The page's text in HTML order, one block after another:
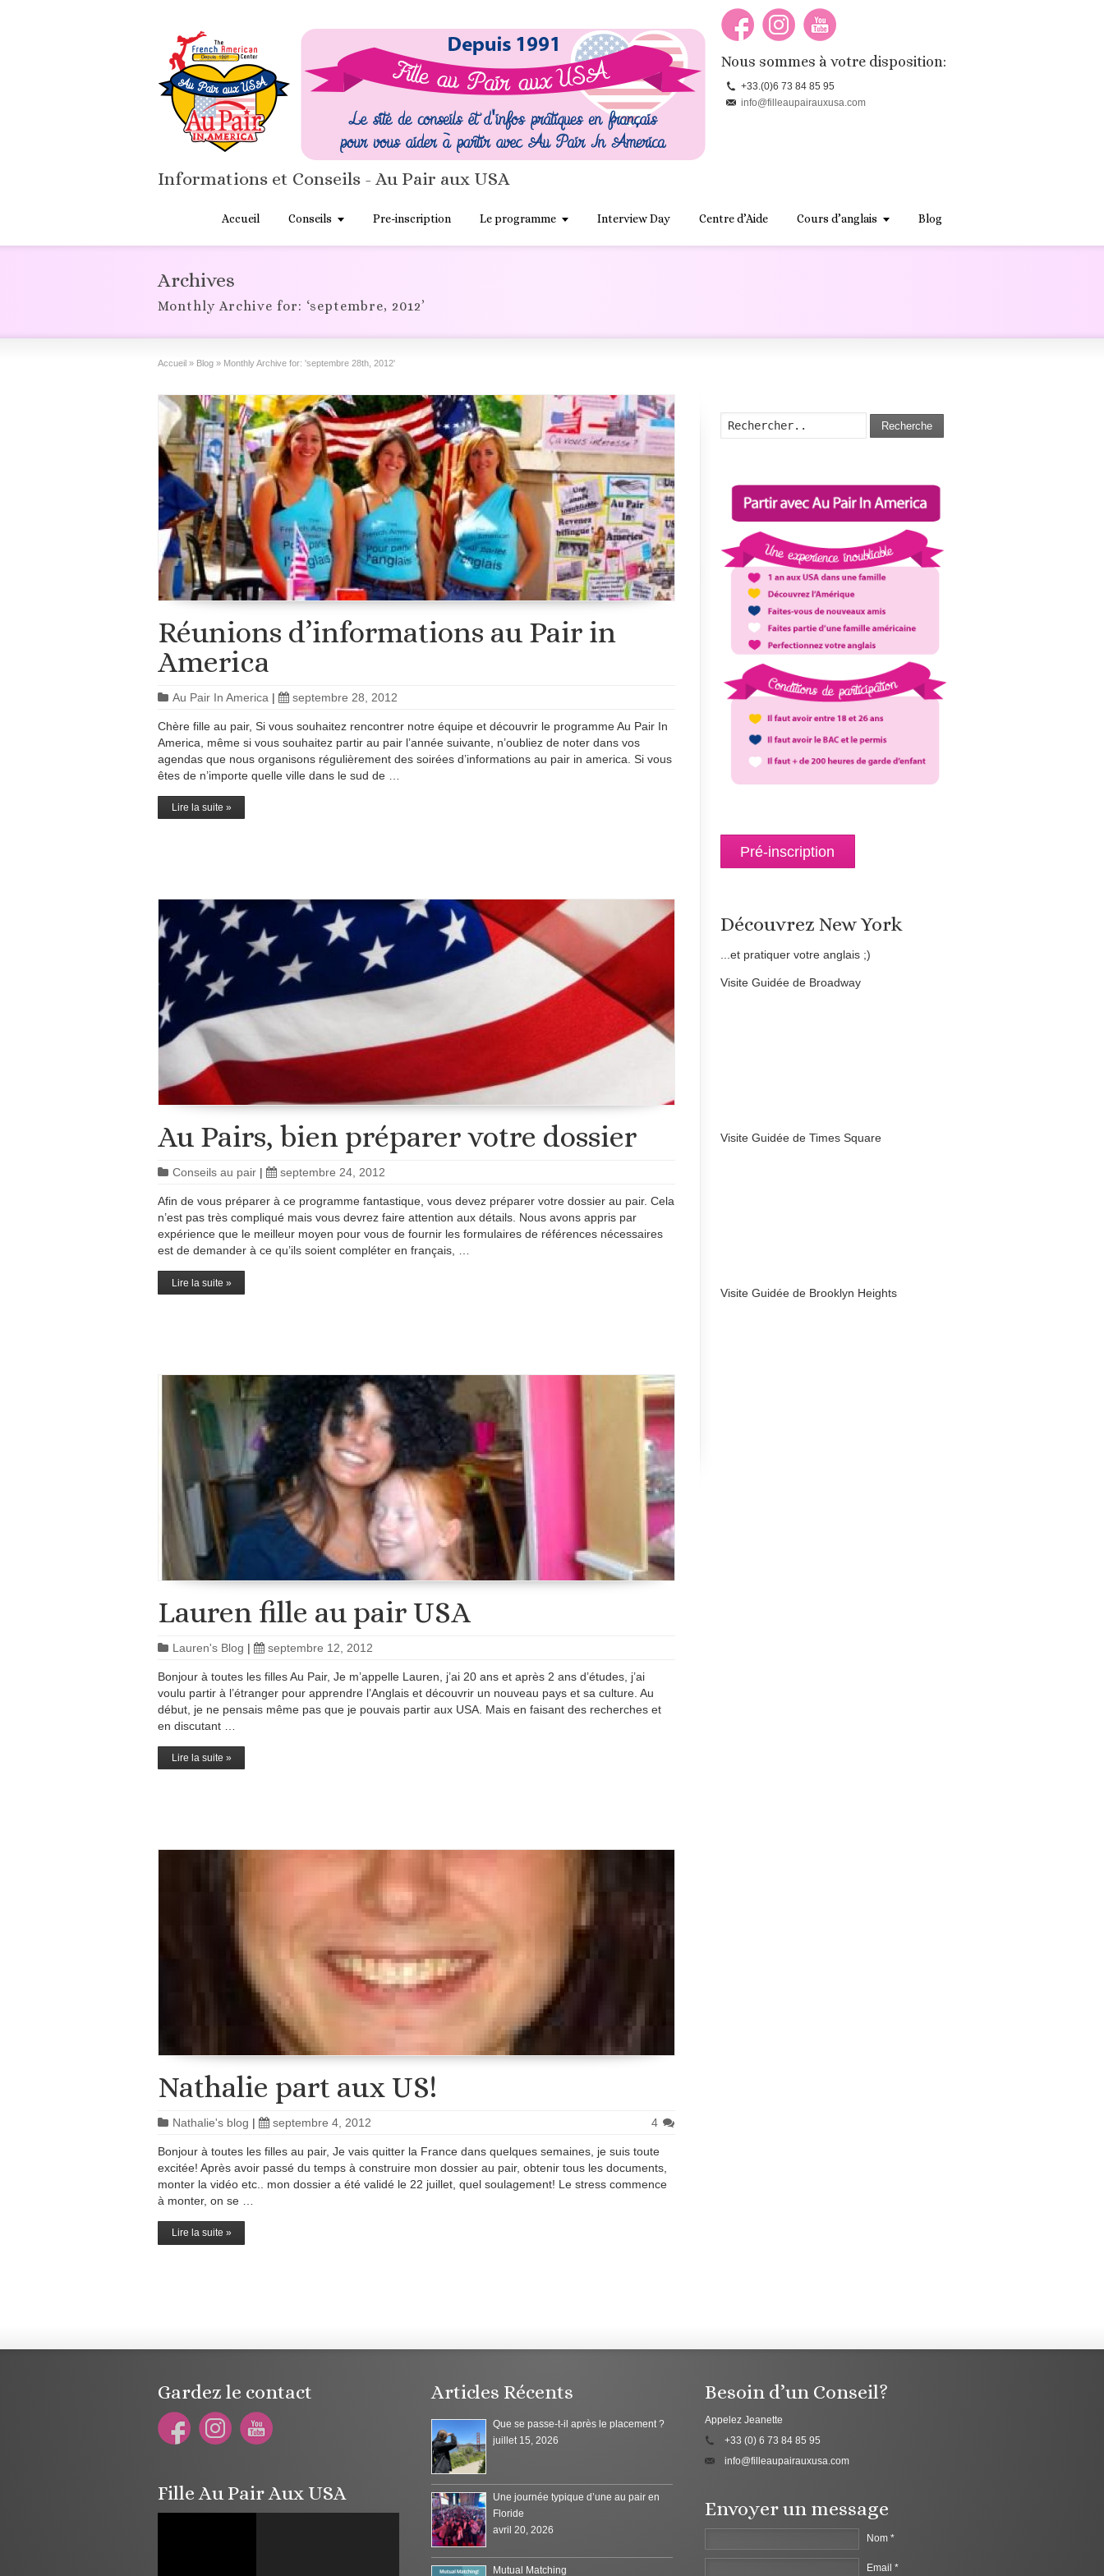
Informations et Conseils - Au Pair aux USA
Nous sommes à votre disposition:
+33.(0)6 73 84 85 95
info@filleaupairauxusa.com
Accueil Conseils Pre-inscription Le programme Interview Day Centre d’Aide Cours d’anglais Blog
Archives
Monthly Archive for: ‘septembre, 2012’
Accueil » Blog » Monthly Archive for: 'septembre 28th, 2012'
Réunions d’informations au Pair in
America
Au Pair In America | septembre 28, 2012
Chère fille au pair, Si vous souhaitez rencontrer notre équipe et découvrir le programme Au Pair In
America, même si vous souhaitez partir au pair l’année suivante, n’oubliez de noter dans vos
agendas que nous organisons régulièrement des soirées d’informations au pair in america. Si vous
êtes de n’importe quelle ville dans le sud de …
Lire la suite »
Au Pairs, bien préparer votre dossier
Conseils au pair | septembre 24, 2012
Afin de vous préparer à ce programme fantastique, vous devez préparer votre dossier au pair. Cela
n’est pas très compliqué mais vous devrez faire attention aux détails. Nous avons appris par
expérience que le meilleur moyen pour vous de fournir les formulaires de références nécessaires
est de demander à ce qu’ils soient compléter en français, …
Lire la suite »
Lauren fille au pair USA
Lauren's Blog | septembre 12, 2012
Bonjour à toutes les filles Au Pair, Je m’appelle Lauren, j’ai 20 ans et après 2 ans d’études, j’ai
voulu partir à l’étranger pour apprendre l’Anglais et découvrir un nouveau pays et sa culture. Au
début, je ne pensais même pas que je pouvais partir aux USA. Mais en faisant des recherches et
en discutant …
Lire la suite »
Nathalie part aux US!
Nathalie's blog | septembre 4, 2012 4
Bonjour à toutes les filles au pair, Je vais quitter la France dans quelques semaines, je suis toute
excitée! Après avoir passé du temps à construire mon dossier au pair, obtenir tous les documents,
monter la vidéo etc.. mon dossier a été validé le 22 juillet, quel soulagement! Le stress commence
à monter, on se …
Lire la suite »
Recherche
Pré-inscription
Découvrez New York
...et pratiquer votre anglais ;)
Visite Guidée de Broadway
Visite Guidée de Times Square
Visite Guidée de Brooklyn Heights
Gardez le contact
Fille Au Pair Aux USA
Articles Récents
Que se passe-t-il après le placement ?
juillet 15, 2026
Une journée typique d’une au pair en
Floride
avril 20, 2026
Mutual Matching
Besoin d’un Conseil?
Appelez Jeanette
+33 (0) 6 73 84 85 95
info@filleaupairauxusa.com
Envoyer un message
Nom *
Email *